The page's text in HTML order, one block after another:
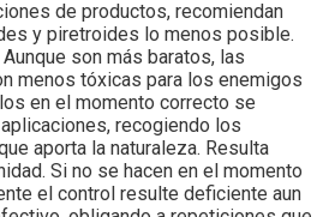
de productos, recomiendan
y piretroides lo menos posible.
son más baratos, las
menos tóxicas para los enemigos
en el momento correcto se
recogiendo los
aporta la naturaleza. Resulta
Si no se hacen en el momento
el control resulte deficiente aun